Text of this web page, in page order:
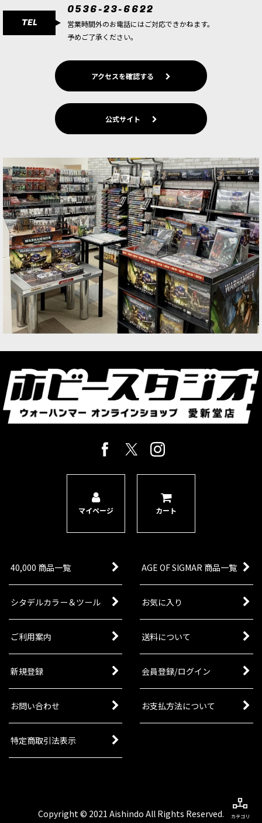
TEL
0536-23-6622
営業時間外のお電話にはご対応できかねます。
予めご了承ください。
アクセスを確認する
公式サイト
マイページ カート
40,000 商品一覧 AGE OF SIGMAR 商品一覧
シタデルカラー＆ツール お気に入り
ご利用案内 送料について
新規登録 会員登録/ログイン
お問い合わせ お支払方法について
特定商取引法表示
Copyright © 2021 Aishindo All Rights Reserved.